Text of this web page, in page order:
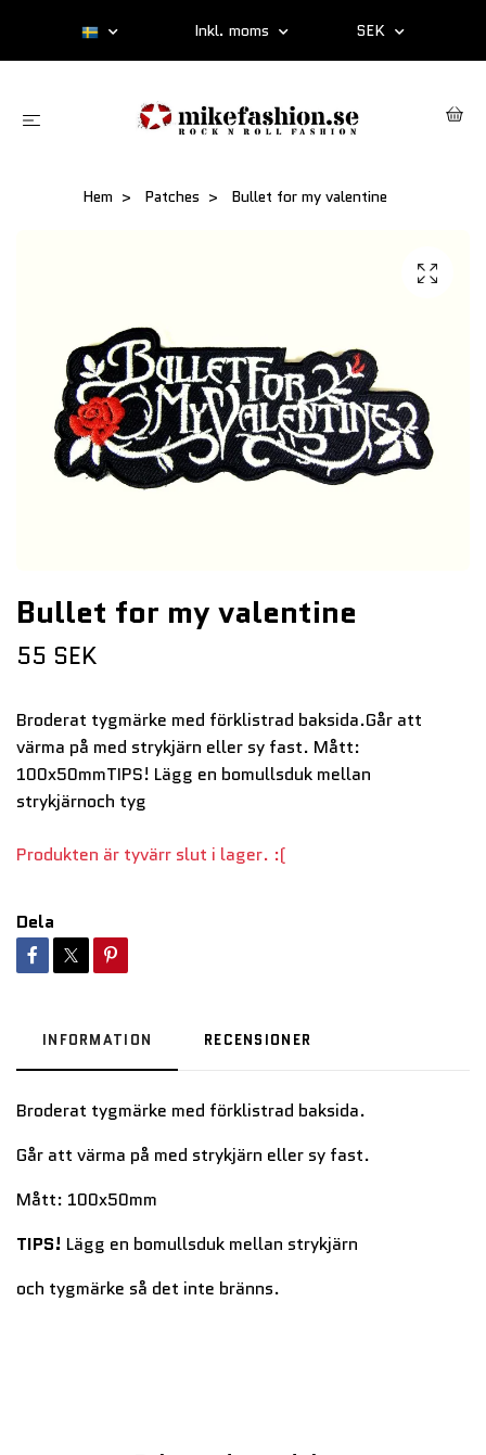
Inkl. moms SEK
Hem Patches Bullet for my valentine
Bullet for my valentine
55 SEK
Broderat tygmärke med förklistrad baksida.Går att
värma på med strykjärn eller sy fast. Mått:
100x50mmTIPS! Lägg en bomullsduk mellan
strykjärnoch tyg
Produkten är tyvärr slut i lager. :(
Dela
INFORMATION RECENSIONER
Broderat tygmärke med förklistrad baksida.
Går att värma på med strykjärn eller sy fast.
Mått: 100x50mm
TIPS! Lägg en bomullsduk mellan strykjärn
och tygmärke så det inte bränns.